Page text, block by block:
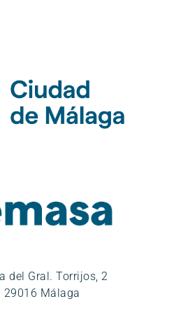
del Gral. Torrijos, 2
29016 Málaga